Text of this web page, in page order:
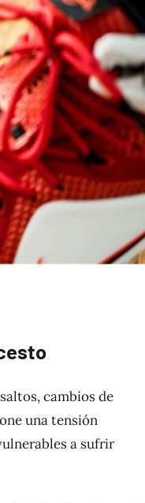
cambios de
una tensión
a sufrir